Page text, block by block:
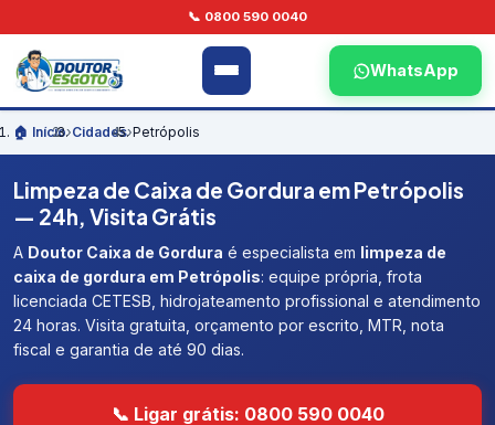
📞 0800 590 0040
WhatsApp
🏠 Início›Cidades›Petrópolis
Limpeza de Caixa de Gordura em Petrópolis
— 24h, Visita Grátis
A Doutor Caixa de Gordura é especialista em limpeza de
caixa de gordura em Petrópolis: equipe própria, frota
licenciada CETESB, hidrojateamento profissional e atendimento
24 horas. Visita gratuita, orçamento por escrito, MTR, nota
fiscal e garantia de até 90 dias.
📞 Ligar grátis: 0800 590 0040